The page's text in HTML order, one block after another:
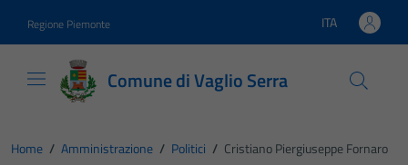
Regione Piemonte Lingua attiva:
ITA
Comune di Vaglio Serra
Home / Amministrazione / Politici / Cristiano Piergiuseppe Fornaro